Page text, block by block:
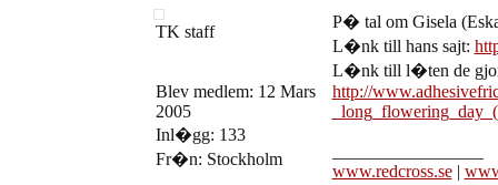
TK staff
Blev medlem: 12 Mars
2005
Inl�gg: 133
Fr�n: Stockholm
P� tal om Gisela
L�nk till hans sajt:
L�nk till l�ten de
http://
www.redcross.se|